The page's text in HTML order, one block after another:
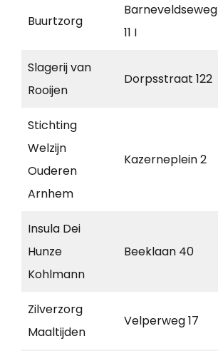
Buurtzorg
Barneveldseweg
11 I
Slagerij van
Rooijen
Dorpsstraat 122
Stichting
Welzijn
Ouderen
Arnhem
Kazerneplein 2
Insula Dei
Hunze
Kohlmann
Beeklaan 40
Zilverzorg
Maaltijden
Velperweg 17